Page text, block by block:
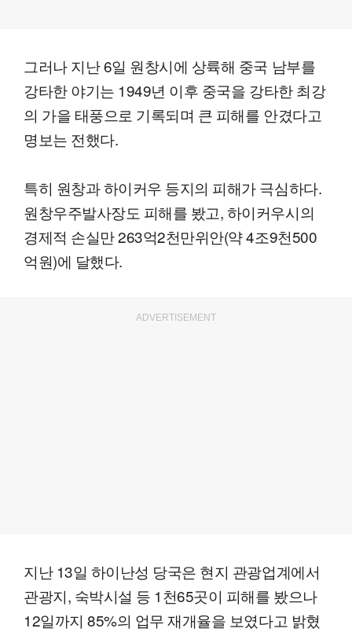
그러나 지난 6일 원창시에 상륙해 중국 남부를
강타한 야기는 1949년 이후 중국을 강타한 최강
의 가을 태풍으로 기록되며 큰 피해를 안겼다고
명보는 전했다.
특히 원창과 하이커우 등지의 피해가 극심하다.
원창우주발사장도 피해를 봤고, 하이커우시의
경제적 손실만 263억2천만위안(약 4조9천500
억원)에 달했다.
ADVERTISEMENT
지난 13일 하이난성 당국은 현지 관광업계에서
관광지, 숙박시설 등 1천65곳이 피해를 봤으나
12일까지 85%의 업무 재개율을 보였다고 밝혔